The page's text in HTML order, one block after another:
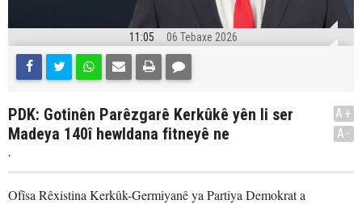
11:05 06 Tebaxe 2026
PDK: Gotinên Parêzgarê Kerkûkê yên li ser
Madeya 140î hewldana fitneyê ne
.
A+
A-
Ofîsa Rêxistina Kerkûk-Germiyanê ya Partiya Demokrat a